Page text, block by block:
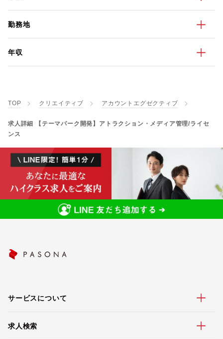
勤務地
年収
TOP クリエイティブ アカウントエグゼクティブ
求人詳細 【テーマパーク開発】アトラクション・メディア管理/ライセ
ンス
サービスについて
求人検索